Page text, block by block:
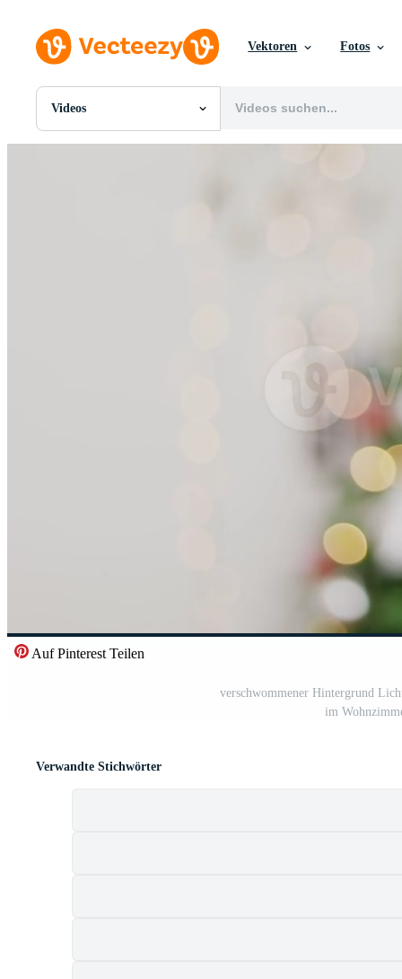
Vektoren Fotos
Videos
Alle Bilder
Auf Pinterest Teilen
verschwommener Hintergrund
im
Verwandte Stichwörter